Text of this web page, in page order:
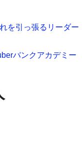
を引っ張るリーダー
バンクアカデミー